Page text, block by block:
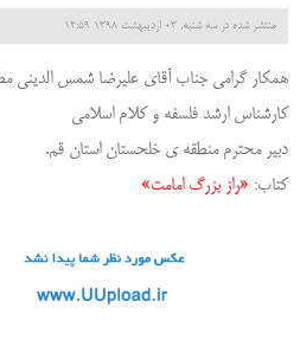
منتشر شده در سه شنبه, 03 ارديبهشت 1398 12:59
همکار گرامی جناب آقای علیرضا شمس الدینی
کارشناس ارشد فلسفه و کلام اسلامی
دبیر محترم منطقه ی خلحستان استان قم.
کتاب: «راز بزرگ امامت»